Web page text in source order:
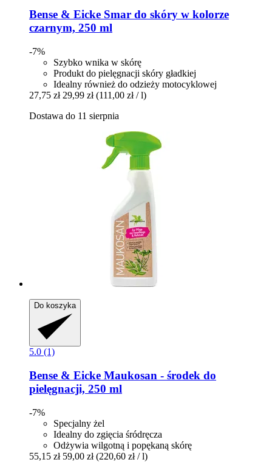
Bense & Eicke Smar do skóry w kolorze
czarnym, 250 ml
-7%
Szybko wnika w skórę
Produkt do pielęgnacji skóry gładkiej
Idealny również do odzieży motocyklowej
27,75 zł 29,99 zł (111,00 zł / l)
Dostawa do 11 sierpnia
Do koszyka
5.0 (1)
Bense & Eicke Maukosan -​ środek do
pielęgnacji, 250 ml
-7%
Specjalny żel
Idealny do zgięcia śródręcza
Odżywia wilgotną i popękaną skórę
55,15 zł 59,00 zł (220,60 zł / l)